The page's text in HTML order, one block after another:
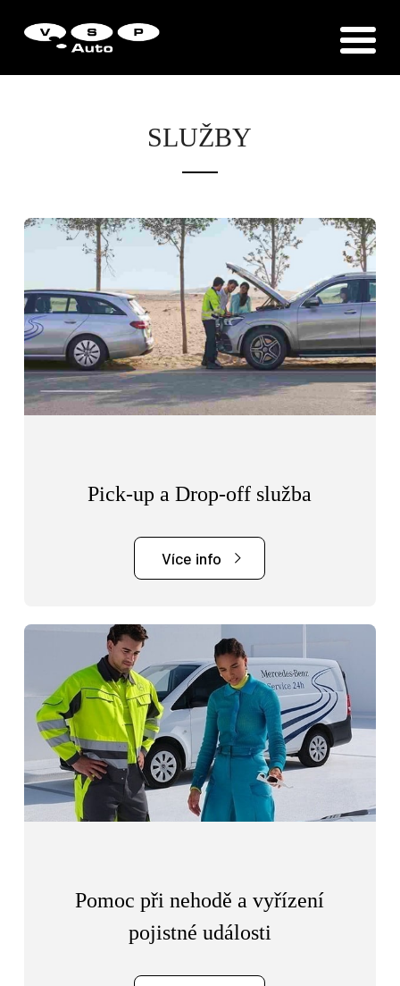
SLUŽBY
Pick-up a Drop-off služba
Více info
Pomoc při nehodě a vyřízení
pojistné události
Zákaznická podpora
Vítejte u VSP Auto s.r.o.